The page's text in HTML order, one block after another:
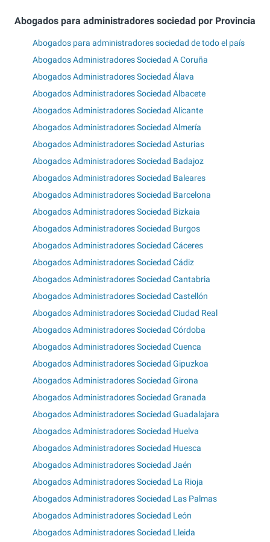
Abogados para administradores sociedad por Provincia
Abogados para administradores sociedad de todo el país
Abogados Administradores Sociedad A Coruña
Abogados Administradores Sociedad Álava
Abogados Administradores Sociedad Albacete
Abogados Administradores Sociedad Alicante
Abogados Administradores Sociedad Almería
Abogados Administradores Sociedad Asturias
Abogados Administradores Sociedad Badajoz
Abogados Administradores Sociedad Baleares
Abogados Administradores Sociedad Barcelona
Abogados Administradores Sociedad Bizkaia
Abogados Administradores Sociedad Burgos
Abogados Administradores Sociedad Cáceres
Abogados Administradores Sociedad Cádiz
Abogados Administradores Sociedad Cantabria
Abogados Administradores Sociedad Castellón
Abogados Administradores Sociedad Ciudad Real
Abogados Administradores Sociedad Córdoba
Abogados Administradores Sociedad Cuenca
Abogados Administradores Sociedad Gipuzkoa
Abogados Administradores Sociedad Girona
Abogados Administradores Sociedad Granada
Abogados Administradores Sociedad Guadalajara
Abogados Administradores Sociedad Huelva
Abogados Administradores Sociedad Huesca
Abogados Administradores Sociedad Jaén
Abogados Administradores Sociedad La Rioja
Abogados Administradores Sociedad Las Palmas
Abogados Administradores Sociedad León
Abogados Administradores Sociedad Lleida